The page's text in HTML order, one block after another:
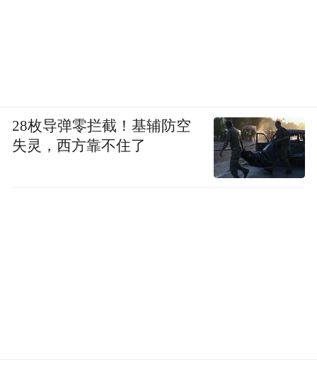
28枚导弹零拦截！基辅防空
失灵，西方靠不住了